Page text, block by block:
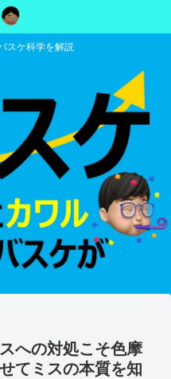
スケ科学を解説
への対処こそ色摩
てミスの本質を知